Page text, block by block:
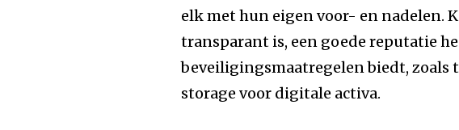
elk met hun eigen voor- en nadelen.
transparant is, een goede reputatie
beveiligingsmaatregelen biedt, zoals
storage voor digitale activa.